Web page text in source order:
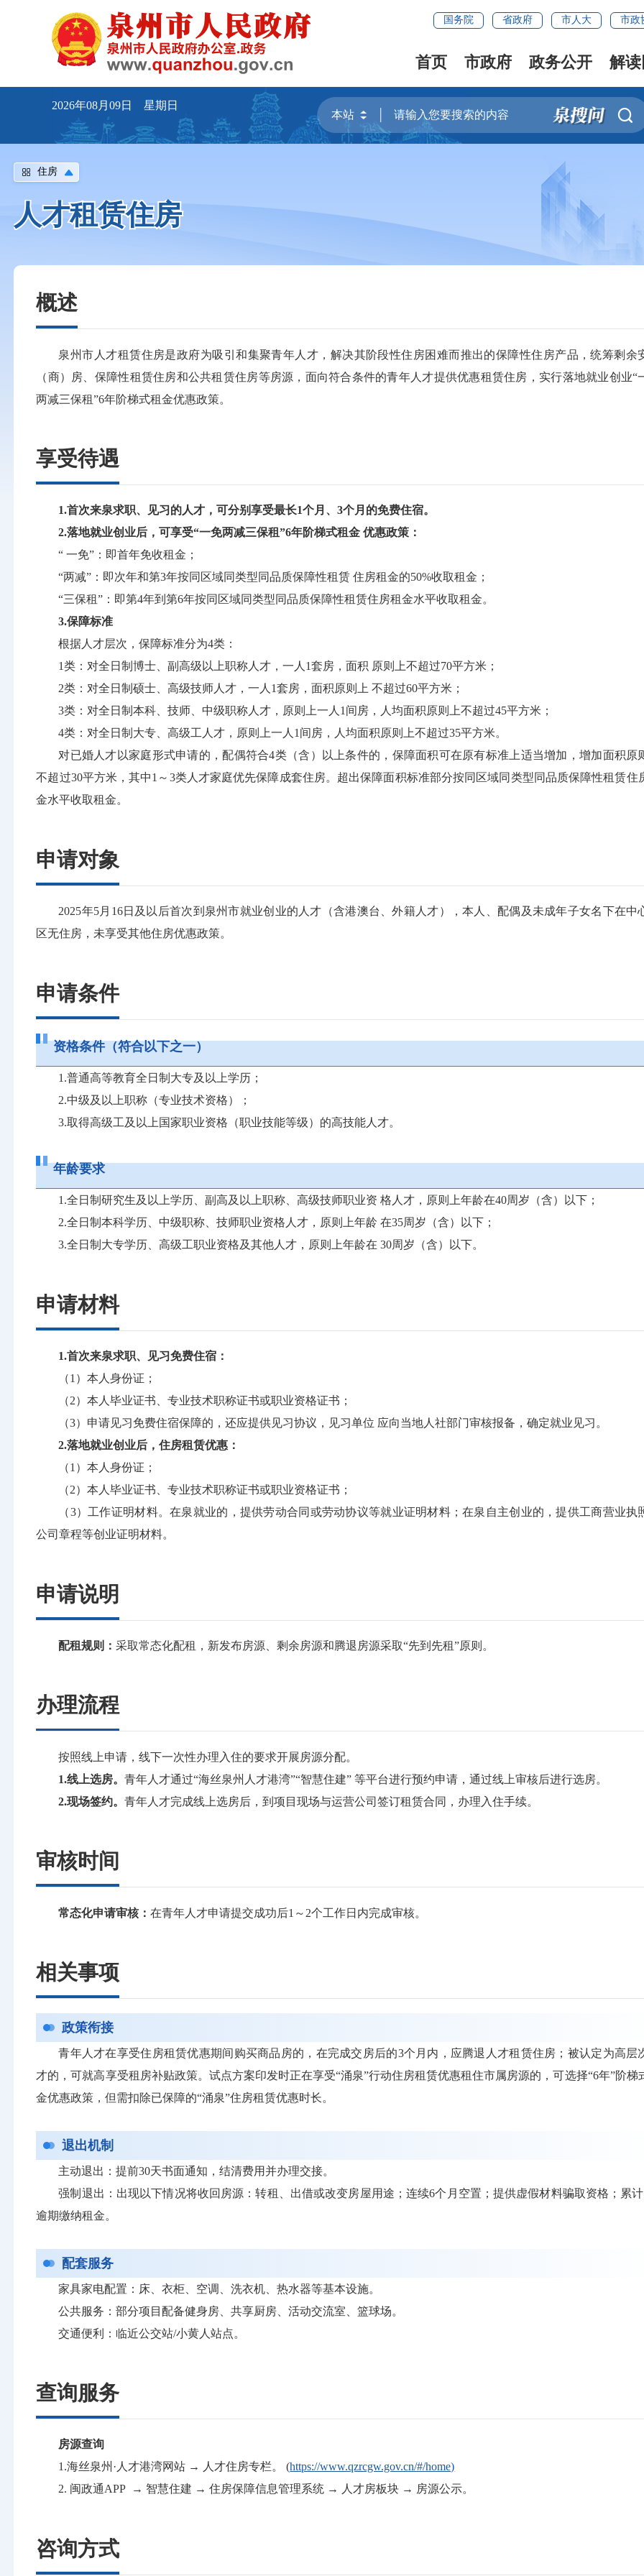
国务院 省政府 市人大 市政
首页 市政府 政务公开 解
2026年08月09日 星期日

住房
人才租赁住房
概述
泉州市人才租赁住房是政府为吸引和集聚青年人才，解决其阶段性住房困难而推出的保障性住房产品，统筹剩余
（商）房、保障性租赁住房和公共租赁住房等房源，面向符合条件的青年人才提供优惠租赁住房，实行落地就业创业“
两减三保租”6年阶梯式租金优惠政策。
享受待遇
1.首次来泉求职、见习的人才，可分别享受最长1个月、3个月的免费住宿。
2.落地就业创业后，可享受“一免两减三保租”6年阶梯式租金 优惠政策：
“ 一免”：即首年免收租金；
“两减”：即次年和第3年按同区域同类型同品质保障性租赁 住房租金的50%收取租金；
“三保租”：即第4年到第6年按同区域同类型同品质保障性租赁住房租金水平收取租金。
3.保障标准
根据人才层次，保障标准分为4类：
1类：对全日制博士、副高级以上职称人才，一人1套房，面积 原则上不超过70平方米；
2类：对全日制硕士、高级技师人才，一人1套房，面积原则上 不超过60平方米；
3类：对全日制本科、技师、中级职称人才，原则上一人1间房，人均面积原则上不超过45平方米；
4类：对全日制大专、高级工人才，原则上一人1间房，人均面积原则上不超过35平方米。
对已婚人才以家庭形式申请的，配偶符合4类（含）以上条件的，保障面积可在原有标准上适当增加，增加面积原
不超过30平方米，其中1～3类人才家庭优先保障成套住房。超出保障面积标准部分按同区域同类型同品质保障性租赁住
金水平收取租金。
申请对象
2025年5月16日及以后首次到泉州市就业创业的人才（含港澳台、外籍人才），本人、配偶及未成年子女名下在中
区无住房，未享受其他住房优惠政策。
申请条件
资格条件（符合以下之一）
1.普通高等教育全日制大专及以上学历；
2.中级及以上职称（专业技术资格）；
3.取得高级工及以上国家职业资格（职业技能等级）的高技能人才。
年龄要求
1.全日制研究生及以上学历、副高及以上职称、高级技师职业资 格人才，原则上年龄在40周岁（含）以下；
2.全日制本科学历、中级职称、技师职业资格人才，原则上年龄 在35周岁（含）以下；
3.全日制大专学历、高级工职业资格及其他人才，原则上年龄在 30周岁（含）以下。
申请材料
1.首次来泉求职、见习免费住宿：
（1）本人身份证；
（2）本人毕业证书、专业技术职称证书或职业资格证书；
（3）申请见习免费住宿保障的，还应提供见习协议，见习单位 应向当地人社部门审核报备，确定就业见习。
2.落地就业创业后，住房租赁优惠：
（1）本人身份证；
（2）本人毕业证书、专业技术职称证书或职业资格证书；
（3）工作证明材料。在泉就业的，提供劳动合同或劳动协议等就业证明材料；在泉自主创业的，提供工商营业执
公司章程等创业证明材料。
申请说明
配租规则：采取常态化配租，新发布房源、剩余房源和腾退房源采取“先到先租”原则。
办理流程
按照线上申请，线下一次性办理入住的要求开展房源分配。
1.线上选房。青年人才通过“海丝泉州人才港湾”“智慧住建” 等平台进行预约申请，通过线上审核后进行选房。
2.现场签约。青年人才完成线上选房后，到项目现场与运营公司签订租赁合同，办理入住手续。
审核时间
常态化申请审核：在青年人才申请提交成功后1～2个工作日内完成审核。
相关事项
政策衔接
青年人才在享受住房租赁优惠期间购买商品房的，在完成交房后的3个月内，应腾退人才租赁住房；被认定为高层
才的，可就高享受租房补贴政策。试点方案印发时正在享受“涌泉”行动住房租赁优惠租住市属房源的，可选择“6年”阶梯
金优惠政策，但需扣除已保障的“涌泉”住房租赁优惠时长。
退出机制
主动退出：提前30天书面通知，结清费用并办理交接。
强制退出：出现以下情况将收回房源：转租、出借或改变房屋用途；连续6个月空置；提供虚假材料骗取资格；累
逾期缴纳租金。
配套服务
家具家电配置：床、衣柜、空调、洗衣机、热水器等基本设施。
公共服务：部分项目配备健身房、共享厨房、活动交流室、篮球场。
交通便利：临近公交站/小黄人站点。
查询服务
房源查询
1.海丝泉州·人才港湾网站 → 人才住房专栏。 (https://www.qzrcgw.gov.cn/#/home)
2. 闽政通APP → 智慧住建 → 住房保障信息管理系统 → 人才房板块 → 房源公示。
咨询方式